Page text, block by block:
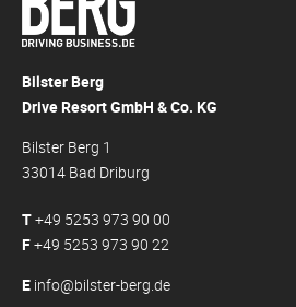
Bilster Berg
Drive Resort GmbH & Co. KG
Bilster Berg 1
33014 Bad Driburg
T+49 5253 973 90 00
F+49 5253 973 90 22
E info@bilster-berg.de